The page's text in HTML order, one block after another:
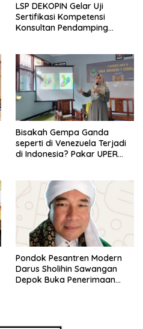
LSP DEKOPIN Gelar Uji
Sertifikasi Kompetensi
Konsultan Pendamping
Bisakah Gempa Ganda
seperti di Venezuela Terjadi
di Indonesia? Pakar UPER
Pondok Pesantren Modern
Darus Sholihin Sawangan
Depok Buka Penerimaan